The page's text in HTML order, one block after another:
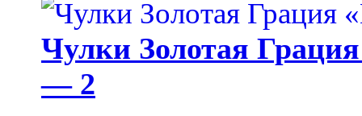
Чулки Золотая
— 2